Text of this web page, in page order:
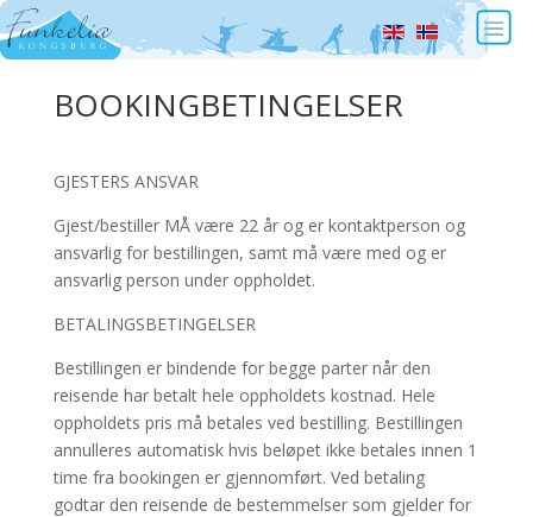
BOOKINGBETINGELSER
GJESTERS ANSVAR
Gjest/bestiller MÅ være 22 år og er kontaktperson og
ansvarlig for bestillingen, samt må være med og er
ansvarlig person under oppholdet.
BETALINGSBETINGELSER
Bestillingen er bindende for begge parter når den
reisende har betalt hele oppholdets kostnad. Hele
oppholdets pris må betales ved bestilling. Bestillingen
annulleres automatisk hvis beløpet ikke betales innen 1
time fra bookingen er gjennomført. Ved betaling
godtar den reisende de bestemmelser som gjelder for